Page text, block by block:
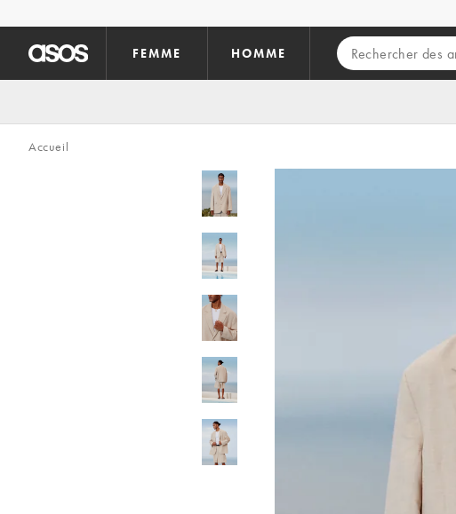
FEMME HOMME
Accueil